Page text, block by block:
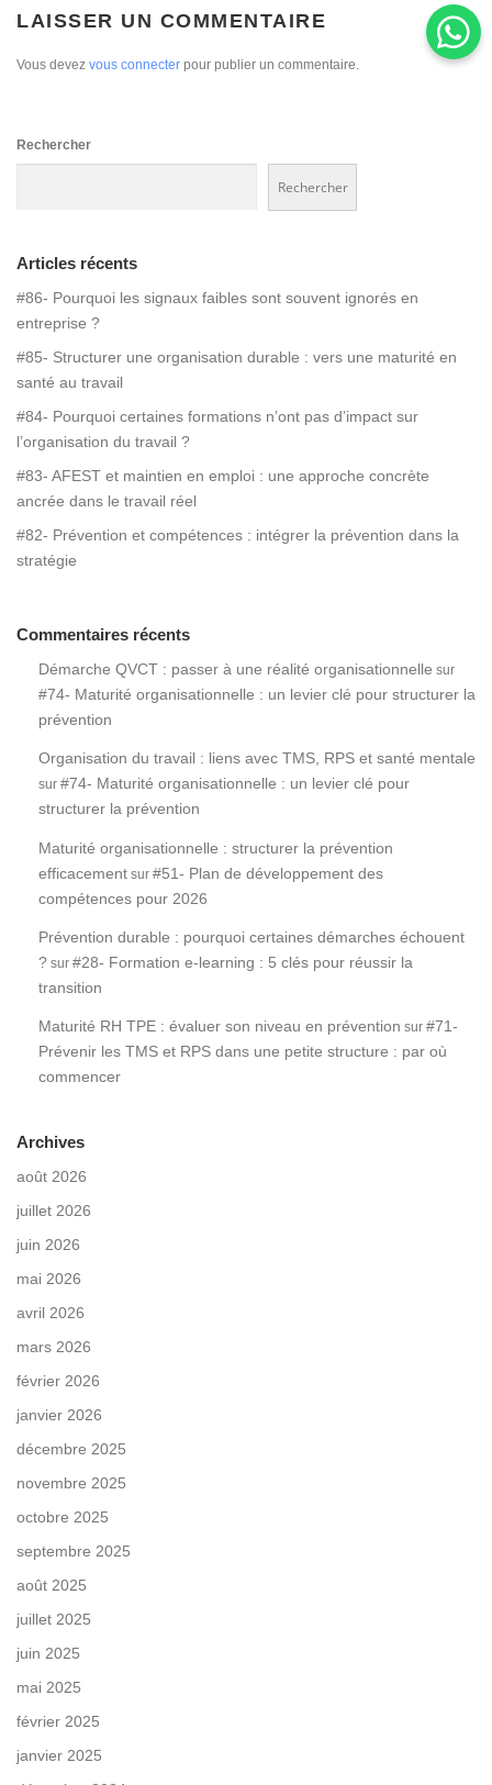
LAISSER UN COMMENTAIRE
Vous devez vous connecter pour publier un commentaire.
Rechercher
Rechercher
Articles récents
#86- Pourquoi les signaux faibles sont souvent ignorés en
entreprise ?
#85- Structurer une organisation durable : vers une maturité en
santé au travail
#84- Pourquoi certaines formations n’ont pas d’impact sur
l’organisation du travail ?
#83- AFEST et maintien en emploi : une approche concrète
ancrée dans le travail réel
#82- Prévention et compétences : intégrer la prévention dans la
stratégie
Commentaires récents
Démarche QVCT : passer à une réalité organisationnelle sur
#74- Maturité organisationnelle : un levier clé pour structurer la
prévention
Organisation du travail : liens avec TMS, RPS et santé mentale
sur #74- Maturité organisationnelle : un levier clé pour
structurer la prévention
Maturité organisationnelle : structurer la prévention
efficacement sur #51- Plan de développement des
compétences pour 2026
Prévention durable : pourquoi certaines démarches échouent
? sur #28- Formation e-learning : 5 clés pour réussir la
transition
Maturité RH TPE : évaluer son niveau en prévention sur #71-
Prévenir les TMS et RPS dans une petite structure : par où
commencer
Archives
août 2026
juillet 2026
juin 2026
mai 2026
avril 2026
mars 2026
février 2026
janvier 2026
décembre 2025
novembre 2025
octobre 2025
septembre 2025
août 2025
juillet 2025
juin 2025
mai 2025
février 2025
janvier 2025